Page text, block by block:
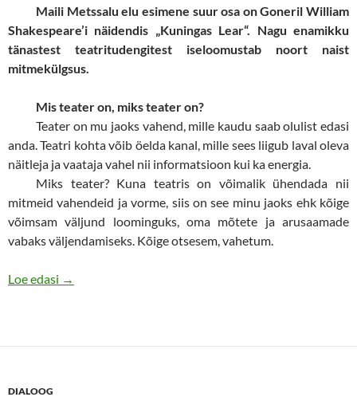
Maili Metssalu elu esimene suur osa on Goneril William
Shakespeare’i näidendis „Kuningas Lear“. Nagu enamikku
tänastest teatritudengitest iseloomustab noort naist
mitmekülgsus.
Mis teater on, miks teater on?
Teater on mu jaoks vahend, mille kaudu saab olulist edasi
anda. Teatri kohta võib öelda kanal, mille sees liigub laval oleva
näitleja ja vaataja vahel nii informatsioon kui ka energia.
Miks teater? Kuna teatris on võimalik ühendada nii
mitmeid vahendeid ja vorme, siis on see minu jaoks ehk kõige
võimsam väljund loominguks, oma mõtete ja arusaamade
vabaks väljendamiseks. Kõige otsesem, vahetum.
Loe edasi Punasest õhupallist kurjaks kuningatütreks
→
DIALOOG